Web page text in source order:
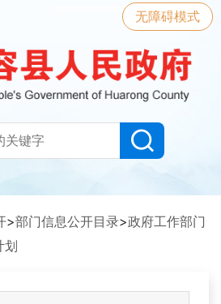
无障碍模式
>部门信息公开目录>政府工作部门
划